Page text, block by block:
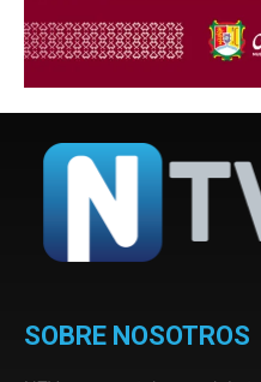
SOBRE NOSOTROS